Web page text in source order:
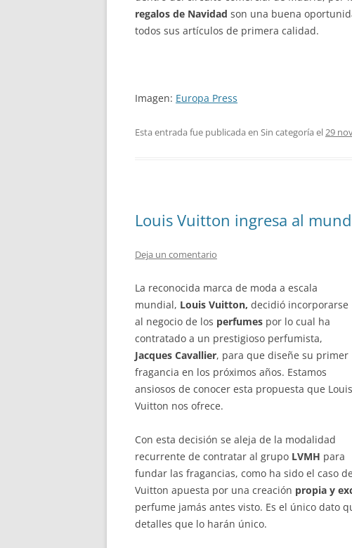
regalos de Navidad son una buena
todos sus artículos de primera calidad.
Imagen: Europa Press
Esta entrada fue publicada en Sin categoría el29
Louis Vuitton ingresa al
Deja un comentario
La reconocida marca de moda a escala
mundial, Louis Vuitton, decidió incorporarse
al negocio de los perfumes por lo cual ha
contratado a un prestigioso perfumista,
Jacques Cavallier, para que diseñe su primer
fragancia en los próximos años. Estamos
ansiosos de conocer esta propuesta que Louis
Vuitton nos ofrece.
Con esta decisión se aleja de la modalidad
recurrente de contratar al grupo LVMH para
fundar las fragancias, como ha sido el caso de
Vuitton apuesta por una creación propia y
perfume jamás antes visto. Es el único dato
detalles que lo harán único.